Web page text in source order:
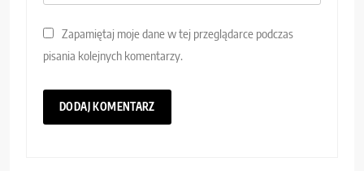
Zapamiętaj moje dane w tej przeglądarce podczas
pisania kolejnych komentarzy.